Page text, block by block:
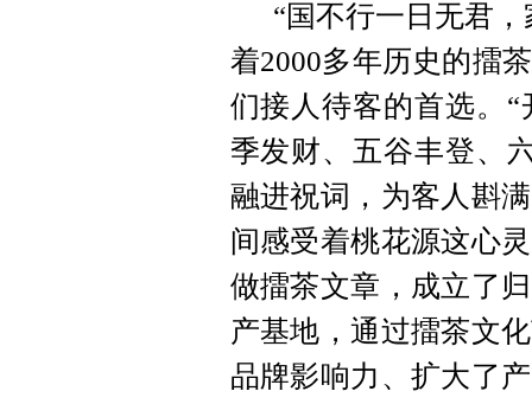
“国不行一日无君
着2000多年历史的擂
们接人待客的首选。
季发财、五谷丰登、
融进祝词，为客人斟
间感受着桃花源这心
做擂茶文章，成立了
产基地，通过擂茶文
品牌影响力、扩大了